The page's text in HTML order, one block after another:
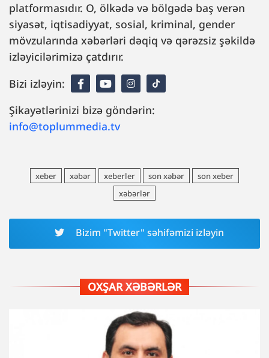
platformasıdır. O, ölkədə və bölgədə baş verən
siyasət, iqtisadiyyat, sosial, kriminal, gender
mövzularında xəbərləri dəqiq və qərəzsiz şəkildə
izləyicilərimizə çatdırır.
Bizi izləyin:
Şikayətlərinizi bizə göndərin:
info@toplummedia.tv
xeber xəbər xeberler son xəbər
son xeber
xəbərlər
Bizim "Twitter" səhifəmizi izləyin
OXŞAR XƏBƏRLƏR